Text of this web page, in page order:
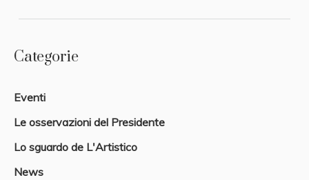
Categorie
Eventi
Le osservazioni del Presidente
Lo sguardo de L'Artistico
News